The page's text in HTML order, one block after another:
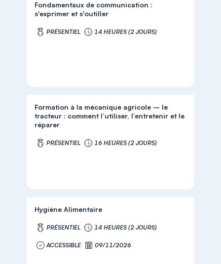
Fondamentaux de communication :
s'exprimer et s'outiller
PRÉSENTIEL 14 HEURES (2 JOURS)
Formation à la mécanique agricole – le
tracteur : comment l’utiliser, l’entretenir et le
réparer
PRÉSENTIEL 16 HEURES (2 JOURS)
Hygiène Alimentaire
PRÉSENTIEL 14 HEURES (2 JOURS)
ACCESSIBLE 09/11/2026